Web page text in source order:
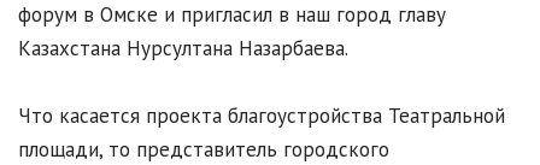
форум в Омске и пригласил в наш город главу
Казахстана Нурсултана Назарбаева.
Что касается проекта благоустройства Театральной
площади, то представитель городского